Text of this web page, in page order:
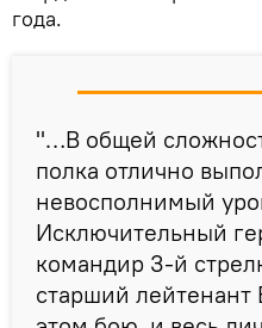
года.
"…В общей
полка отлично
невосполнимый
Исключительный
командир 3-й
старший